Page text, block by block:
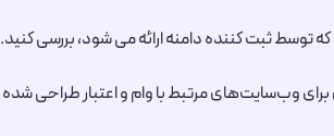
ثبت کننده دامنه ارائه می شود، بررسی کنید.